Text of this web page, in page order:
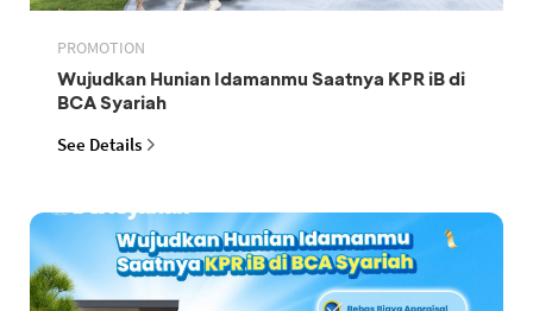
PROMOTION
Wujudkan Hunian Idamanmu Saatnya KPR iB di
BCA Syariah
See Details